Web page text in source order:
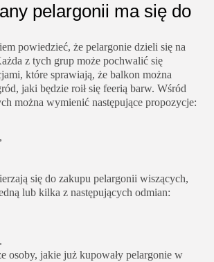
pelargonii ma się do
powiedzieć, że pelargonie dzieli się na
z tych grup może pochwalić się
które sprawiają, że balkon można
jaki będzie roił się feerią barw. Wśród
można wymienić następujące propozycje:
się do zakupu pelargonii wiszących,
lub kilka z następujących odmian:
osoby, jakie już kupowały pelargonie w